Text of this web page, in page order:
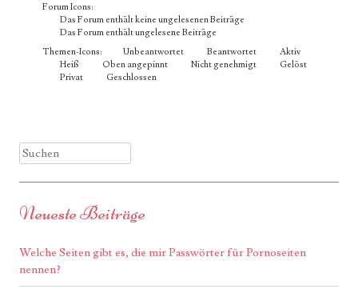
Forum Icons:
Das Forum enthält keine ungelesenen Beiträge
Das Forum enthält ungelesene Beiträge
Themen-Icons:
Unbeantwortet Beantwortet
Aktiv
Heiß
Oben angepinnt Nicht genehmigt
Gelöst
Privat
Geschlossen
Suchen
Neueste Beiträge
Welche Seiten gibt es, die mir Passwörter für Pornoseiten
nennen?